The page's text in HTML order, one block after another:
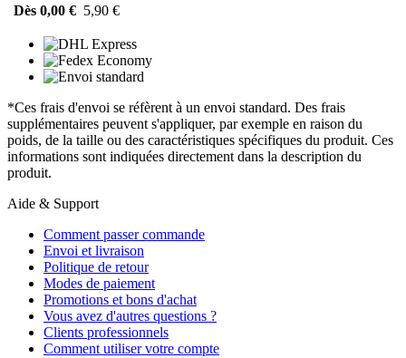
Dès 0,00 € 5,90 €
*Ces frais d'envoi se réfèrent à un envoi standard. Des frais
supplémentaires peuvent s'appliquer, par exemple en raison du
poids, de la taille ou des caractéristiques spécifiques du produit. Ces
informations sont indiquées directement dans la description du
produit.
Aide & Support
Comment passer commande
Envoi et livraison
Politique de retour
Modes de paiement
Promotions et bons d'achat
Vous avez d'autres questions ?
Clients professionnels
Comment utiliser votre compte